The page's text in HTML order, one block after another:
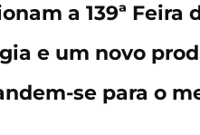
a 139ª Feira
e um novo
se para o